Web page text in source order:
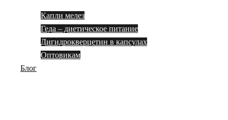
Капли мелез
Геда – диетическое питание
Дигидрокверцетин в капсулах
Оптовикам
Блог